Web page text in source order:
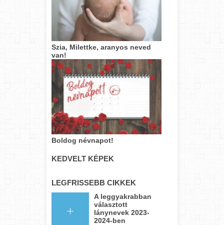
Szia, Milettke, aranyos neved
van!
Boldog névnapot!
KEDVELT KÉPEK
LEGFRISSEBB CIKKEK
A leggyakrabban
választott
lánynevek 2023-
2024-ben